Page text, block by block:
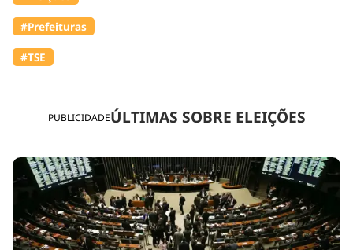
PUBLICIDADEÚLTIMAS SOBRE ELEIÇÕES
#Prefeituras
#TSE